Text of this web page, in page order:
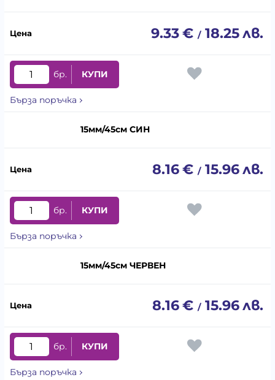
9.33€ / 18.25лв.
бр. КУПИ
Бърза поръчка
15мм/45см СИН
8.16€ / 15.96лв.
бр. КУПИ
Бърза поръчка
15мм/45см ЧЕРВЕН
8.16€ / 15.96лв.
бр. КУПИ
Бърза поръчка